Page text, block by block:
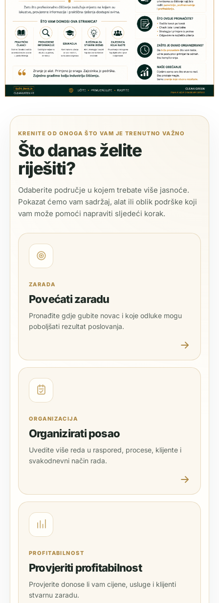
KRENITE OD ONOGA ŠTO VAM JE TRENUTNO VAŽNO
Što danas želite
riješiti?
Odaberite područje u kojem trebate više jasnoće.
Pokazat ćemo vam sadržaj, alat ili oblik podrške koji
vam može pomoći napraviti sljedeći korak.
ZARADA
Povećati zaradu
Pronađite gdje gubite novac i koje odluke mogu
poboljšati rezultat poslovanja.
ORGANIZACIJA
Organizirati posao
Uvedite više reda u raspored, procese, klijente i
svakodnevni način rada.
PROFITABILNOST
Provjeriti profitabilnost
Provjerite donose li vam cijene, usluge i klijenti
stvarnu zaradu.